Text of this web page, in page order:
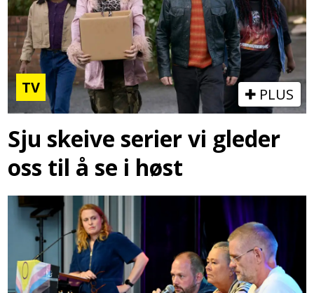
TV PLUS
Sju skeive serier vi gleder
oss til å se i høst